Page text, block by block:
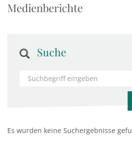
Medienberichte
Suche
Es wurden keine Suchergebnisse